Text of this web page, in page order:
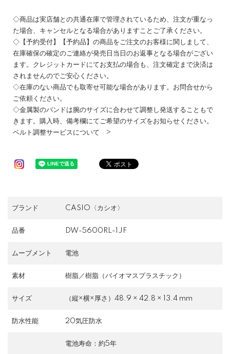
◇商品は実店舗との共通在庫で管理されているため、注文が重なっ
た場合、キャンセルとなる場合がありますことご了承ください。
◇【予約受付】【予約品】の商品をご注文のお客様に関しまして、
在庫確保の確定のご連絡が発売日当日のお返事となる場合がござい
ます。クレジットカードにてお支払の場合も、注文確定まで決済は
されませんのでご安心ください。
◇在庫のない商品でも取寄せ可能な場合があります。お問合せから
ご依頼ください。
◇金属製のバンドは腕のサイズに合わせて調整し発送することもで
きます。購入時、備考欄にてご希望のサイズをお知らせください。
ベルト調整サービスについて >
ブランド CASIO〈カシオ〉
品番 DW-5600RL-1JF
ムーブメント 電池
素材 樹脂／樹脂（バイオマスプラスチック）
サイズ （縦×横×厚さ）48.9 × 42.8 × 13.4 mm
防水性能 20気圧防水
電池寿命：約5年